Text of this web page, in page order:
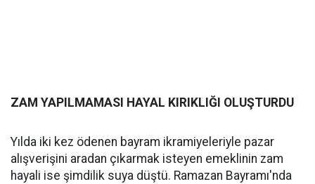
ZAM YAPILMAMASI HAYAL KIRIKLIĞI OLUŞTURDU
Yılda iki kez ödenen bayram ikramiyeleriyle pazar
alışverişini aradan çıkarmak isteyen emeklinin zam
hayali ise şimdilik suya düştü. Ramazan Bayramı'nda